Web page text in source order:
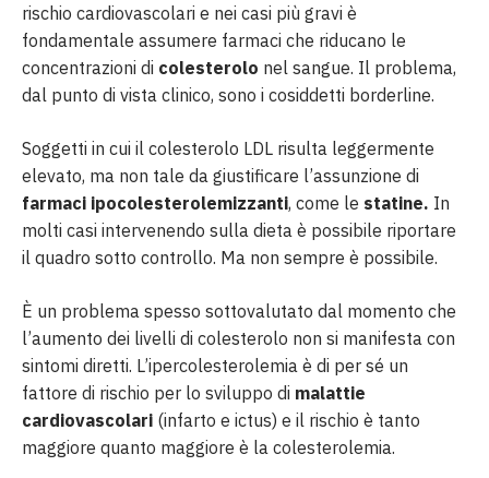
rischio cardiovascolari e nei casi più gravi è
fondamentale assumere farmaci che riducano le
concentrazioni di colesterolo nel sangue. Il problema,
dal punto di vista clinico, sono i cosiddetti borderline.
Soggetti in cui il colesterolo LDL risulta leggermente
elevato, ma non tale da giustificare l’assunzione di
farmaci ipocolesterolemizzanti, come le statine. In
molti casi intervenendo sulla dieta è possibile riportare
il quadro sotto controllo. Ma non sempre è possibile.
È un problema spesso sottovalutato dal momento che
l’aumento dei livelli di colesterolo non si manifesta con
sintomi diretti. L’ipercolesterolemia è di per sé un
fattore di rischio per lo sviluppo di malattie
cardiovascolari (infarto e ictus) e il rischio è tanto
maggiore quanto maggiore è la colesterolemia.